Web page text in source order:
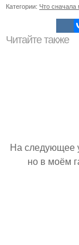
Категории: Что сначала
Читайте также
На следующее
но в моём